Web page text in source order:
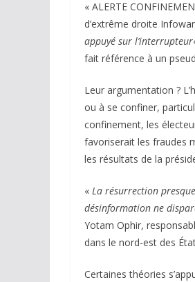
« ALERTE
d’extrême droite
appuyé sur l’interrupteur
fait référence à un
Leur argumentation ?
ou à se confiner,
confinement, les
favoriserait les fraudes
les résultats de la
« La résurrection
désinformation ne
Yotam Ophir,
dans le nord-est des
Certaines théories